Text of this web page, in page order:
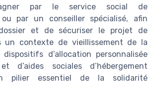
par le service social de
ou par un conseiller spécialisé, afin
et de sécuriser le projet de
un contexte de vieillissement de la
d’allocation personnalisée
d’aides sociales d’hébergement
pilier essentiel de la solidarité